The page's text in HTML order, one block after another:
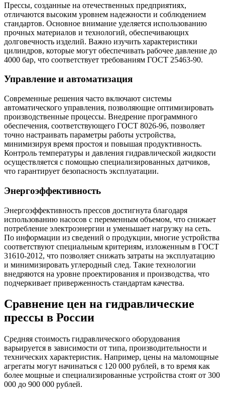
Прессы, созданные на отечественных предприятиях,
отличаются высоким уровнем надежности и соблюдением
стандартов. Основное внимание уделяется использованию
прочных материалов и технологий, обеспечивающих
долговечность изделий. Важно изучить характеристики
цилиндров, которые могут обеспечивать рабочее давление до
4000 бар, что соответствует требованиям ГОСТ 25463-90.
Управление и автоматизация
Современные решения часто включают системы
автоматического управления, позволяющие оптимизировать
производственные процессы. Внедрение программного
обеспечения, соответствующего ГОСТ 8026-96, позволяет
точно настраивать параметры работы устройства,
минимизируя время простоя и повышая продуктивность.
Контроль температуры и давления гидравлической жидкости
осуществляется с помощью специализированных датчиков,
что гарантирует безопасность эксплуатации.
Энергоэффективность
Энергоэффективность прессов достигнута благодаря
использованию насосов с переменным объемом, что снижает
потребление электроэнергии и уменьшает нагрузку на сеть.
По информации из сведений о продукции, многие устройства
соответствуют специальным критериям, изложенным в ГОСТ
31610-2012, что позволяет снижать затраты на эксплуатацию
и минимизировать углеродный след. Такие технологии
внедряются на уровне проектирования и производства, что
подчеркивает приверженность стандартам качества.
Сравнение цен на гидравлические
прессы в России
Средняя стоимость гидравлического оборудования
варьируется в зависимости от типа, производительности и
технических характеристик. Например, цены на маломощные
агрегаты могут начинаться с 120 000 рублей, в то время как
более мощные и специализированные устройства стоят от 300
000 до 900 000 рублей.